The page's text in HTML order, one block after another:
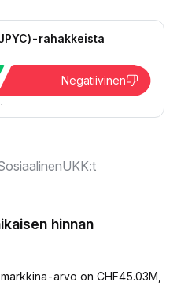
rahakkeista
Negatiivinen
UKK:t
hinnan
arvo on CHF45.03M,